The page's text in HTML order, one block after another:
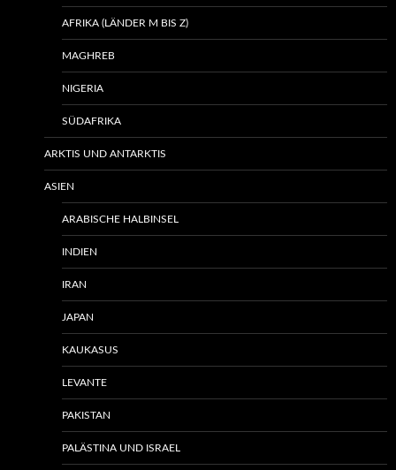
AFRIKA (LÄNDER M BIS Z)
MAGHREB
NIGERIA
SÜDAFRIKA
ARKTIS UND ANTARKTIS
ASIEN
ARABISCHE HALBINSEL
INDIEN
IRAN
JAPAN
KAUKASUS
LEVANTE
PAKISTAN
PALÄSTINA UND ISRAEL